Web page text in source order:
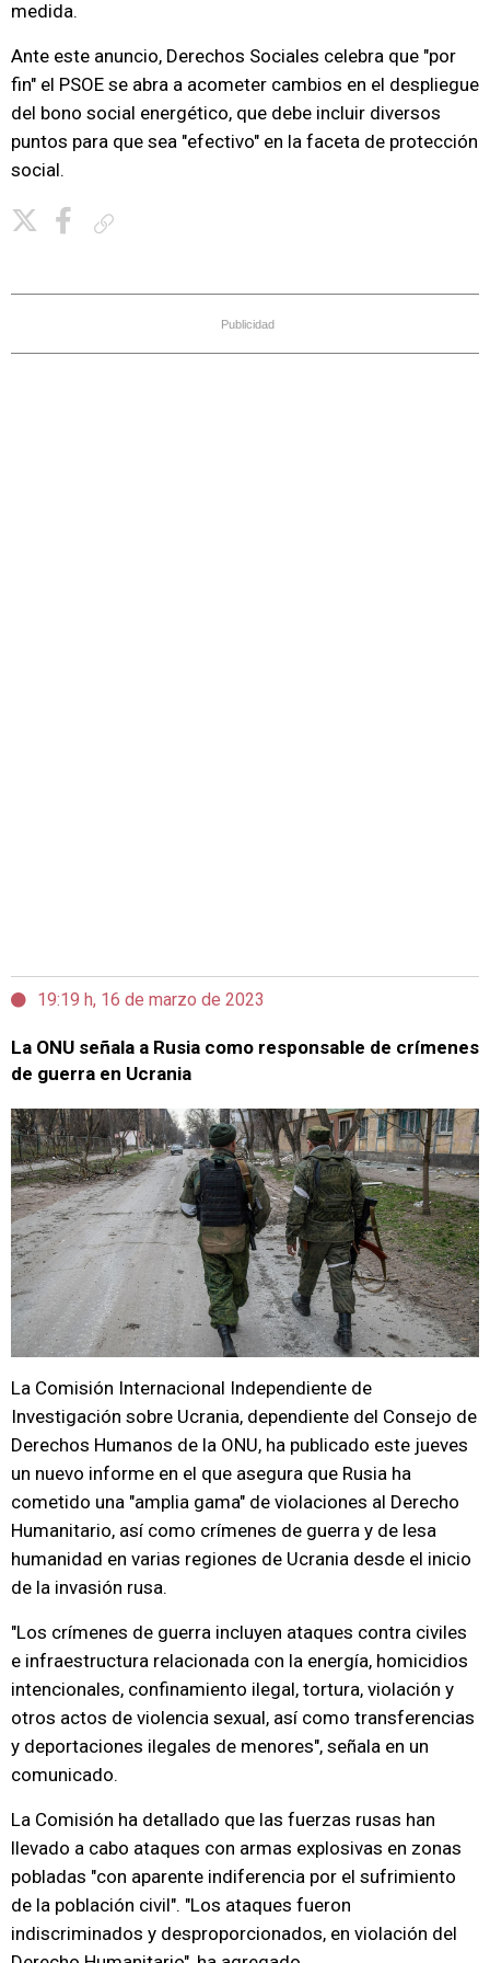
medida.
Ante este anuncio, Derechos Sociales celebra que "por
fin" el PSOE se abra a acometer cambios en el despliegue
del bono social energético, que debe incluir diversos
puntos para que sea "efectivo" en la faceta de protección
social.
Publicidad
19:19 h, 16 de marzo de 2023
La ONU señala a Rusia como responsable de crímenes
de guerra en Ucrania
La Comisión Internacional Independiente de
Investigación sobre Ucrania, dependiente del Consejo de
Derechos Humanos de la ONU, ha publicado este jueves
un nuevo informe en el que asegura que Rusia ha
cometido una "amplia gama" de violaciones al Derecho
Humanitario, así como crímenes de guerra y de lesa
humanidad en varias regiones de Ucrania desde el inicio
de la invasión rusa.
"Los crímenes de guerra incluyen ataques contra civiles
e infraestructura relacionada con la energía, homicidios
intencionales, confinamiento ilegal, tortura, violación y
otros actos de violencia sexual, así como transferencias
y deportaciones ilegales de menores", señala en un
comunicado.
La Comisión ha detallado que las fuerzas rusas han
llevado a cabo ataques con armas explosivas en zonas
pobladas "con aparente indiferencia por el sufrimiento
de la población civil". "Los ataques fueron
indiscriminados y desproporcionados, en violación del